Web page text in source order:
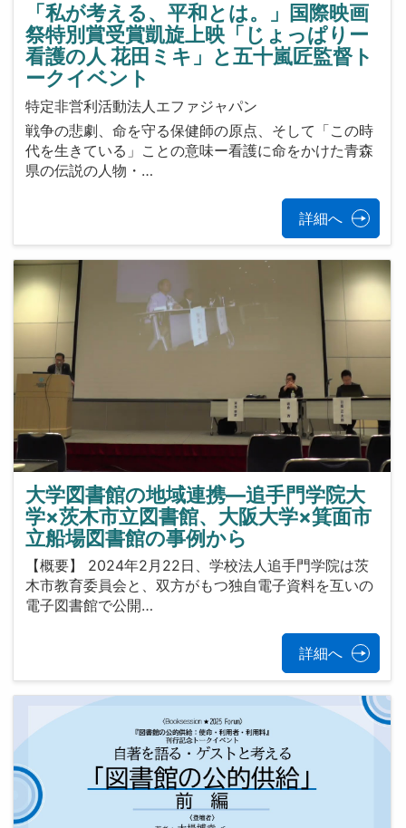
「私が考える、平和とは。」国際映画
祭特別賞受賞凱旋上映「じょっぱりー
看護の人 花田ミキ」と五十嵐匠監督ト
ークイベント
特定非営利活動法人エファジャパン
戦争の悲劇、命を守る保健師の原点、そして「この時
代を生きている」ことの意味ー看護に命をかけた青森
県の伝説の人物・…
詳細へ
大学図書館の地域連携―追手門学院大
学×茨木市立図書館、大阪大学×箕面市
立船場図書館の事例から
【概要】 2024年2月22日、学校法人追手門学院は茨
木市教育委員会と、双方がもつ独自電子資料を互いの
電子図書館で公開…
詳細へ